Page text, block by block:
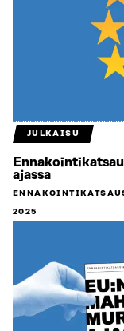
JULKAISU
ajassa
2025